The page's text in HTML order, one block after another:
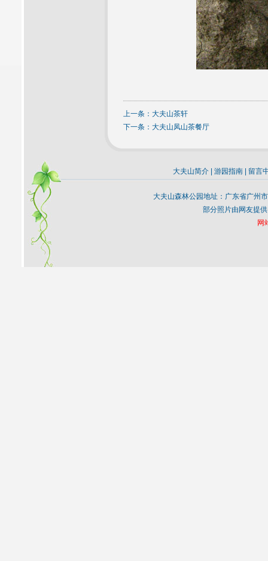
上一条： 大夫山茶轩
下一条： 大夫山凤山茶餐厅
大夫山简介 游园指南 留言
大夫山森林公园地址：广东省广州
部分照片由网友提
网